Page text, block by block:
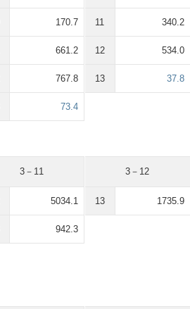
170.7
661.2
767.8
73.4
11 340.2
12 534.0
13 37.8
3－11
5034.1
942.3
3－12
13 1735.9